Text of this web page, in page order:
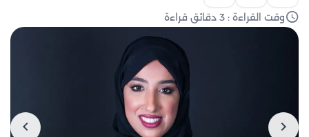
وقت القراءة : 3 دقائق قراءة